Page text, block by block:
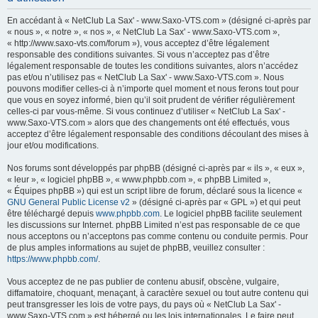
h
En accédant à « NetClub La Sax' - www.Saxo-VTS.com » (désigné ci-après par
« nous », « notre », « nos », « NetClub La Sax' - www.Saxo-VTS.com »,
« http://www.saxo-vts.com/forum »), vous acceptez d’être légalement
responsable des conditions suivantes. Si vous n’acceptez pas d’être
légalement responsable de toutes les conditions suivantes, alors n’accédez
pas et/ou n’utilisez pas « NetClub La Sax' - www.Saxo-VTS.com ». Nous
pouvons modifier celles-ci à n’importe quel moment et nous ferons tout pour
que vous en soyez informé, bien qu’il soit prudent de vérifier régulièrement
celles-ci par vous-même. Si vous continuez d’utiliser « NetClub La Sax' -
www.Saxo-VTS.com » alors que des changements ont été effectués, vous
acceptez d’être légalement responsable des conditions découlant des mises à
jour et/ou modifications.
Nos forums sont développés par phpBB (désigné ci-après par « ils », « eux »,
« leur », « logiciel phpBB », « www.phpbb.com », « phpBB Limited »,
« Équipes phpBB ») qui est un script libre de forum, déclaré sous la licence «
GNU General Public License v2 » (désigné ci-après par « GPL ») et qui peut
être téléchargé depuis www.phpbb.com. Le logiciel phpBB facilite seulement
les discussions sur Internet. phpBB Limited n’est pas responsable de ce que
nous acceptons ou n’acceptons pas comme contenu ou conduite permis. Pour
de plus amples informations au sujet de phpBB, veuillez consulter :
https://www.phpbb.com/.
Vous acceptez de ne pas publier de contenu abusif, obscène, vulgaire,
diffamatoire, choquant, menaçant, à caractère sexuel ou tout autre contenu qui
peut transgresser les lois de votre pays, du pays où « NetClub La Sax' -
www.Saxo-VTS.com » est hébergé ou les lois internationales. Le faire peut